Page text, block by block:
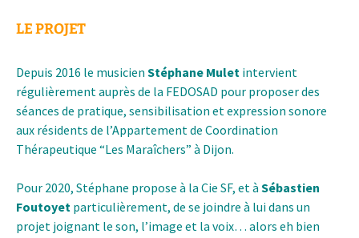
LE PROJET
Depuis 2016 le musicien Stéphane Mulet intervient
régulièrement auprès de la FEDOSAD pour proposer des
séances de pratique, sensibilisation et expression sonore
aux résidents de l’Appartement de Coordination
Thérapeutique “Les Maraîchers” à Dijon.
Pour 2020, Stéphane propose à la Cie SF, et à Sébastien
Foutoyet particulièrement, de se joindre à lui dans un
projet joignant le son, l’image et la voix… alors eh bien